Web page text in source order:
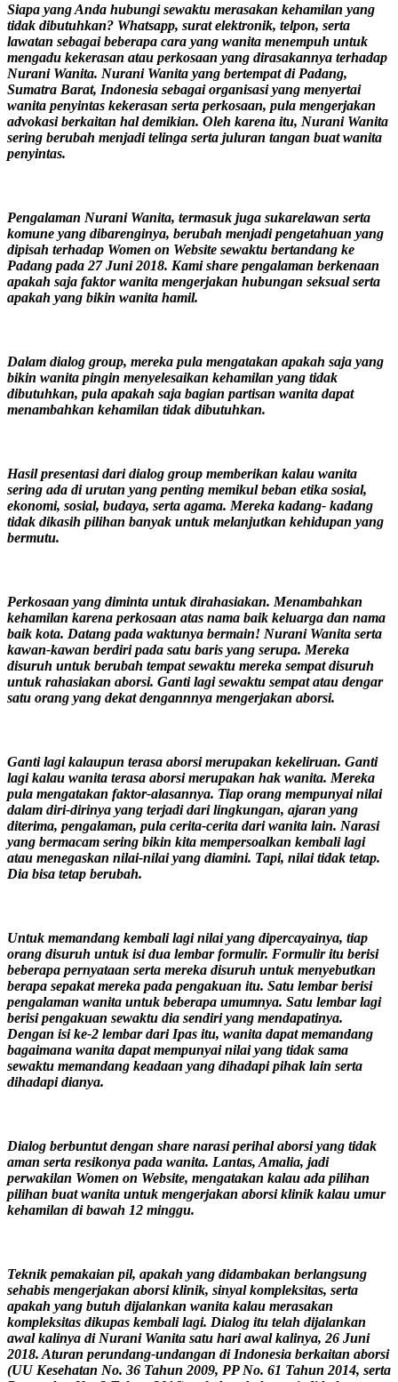
Siapa yang Anda hubungi sewaktu merasakan kehamilan yang
tidak dibutuhkan? Whatsapp, surat elektronik, telpon, serta
lawatan sebagai beberapa cara yang wanita menempuh untuk
mengadu kekerasan atau perkosaan yang dirasakannya terhadap
Nurani Wanita. Nurani Wanita yang bertempat di Padang,
Sumatra Barat, Indonesia sebagai organisasi yang menyertai
wanita penyintas kekerasan serta perkosaan, pula mengerjakan
advokasi berkaitan hal demikian. Oleh karena itu, Nurani Wanita
sering berubah menjadi telinga serta juluran tangan buat wanita
penyintas.
Pengalaman Nurani Wanita, termasuk juga sukarelawan serta
komune yang dibarenginya, berubah menjadi pengetahuan yang
dipisah terhadap Women on Website sewaktu bertandang ke
Padang pada 27 Juni 2018. Kami share pengalaman berkenaan
apakah saja faktor wanita mengerjakan hubungan seksual serta
apakah yang bikin wanita hamil.
Dalam dialog group, mereka pula mengatakan apakah saja yang
bikin wanita pingin menyelesaikan kehamilan yang tidak
dibutuhkan, pula apakah saja bagian partisan wanita dapat
menambahkan kehamilan tidak dibutuhkan.
Hasil presentasi dari dialog group memberikan kalau wanita
sering ada di urutan yang penting memikul beban etika sosial,
ekonomi, sosial, budaya, serta agama. Mereka kadang- kadang
tidak dikasih pilihan banyak untuk melanjutkan kehidupan yang
bermutu.
Perkosaan yang diminta untuk dirahasiakan. Menambahkan
kehamilan karena perkosaan atas nama baik keluarga dan nama
baik kota. Datang pada waktunya bermain! Nurani Wanita serta
kawan-kawan berdiri pada satu baris yang serupa. Mereka
disuruh untuk berubah tempat sewaktu mereka sempat disuruh
untuk rahasiakan aborsi. Ganti lagi sewaktu sempat atau dengar
satu orang yang dekat dengannnya mengerjakan aborsi.
Ganti lagi kalaupun terasa aborsi merupakan kekeliruan. Ganti
lagi kalau wanita terasa aborsi merupakan hak wanita. Mereka
pula mengatakan faktor-alasannya. Tiap orang mempunyai nilai
dalam diri-dirinya yang terjadi dari lingkungan, ajaran yang
diterima, pengalaman, pula cerita-cerita dari wanita lain. Narasi
yang bermacam sering bikin kita mempersoalkan kembali lagi
atau menegaskan nilai-nilai yang diamini. Tapi, nilai tidak tetap.
Dia bisa tetap berubah.
Untuk memandang kembali lagi nilai yang dipercayainya, tiap
orang disuruh untuk isi dua lembar formulir. Formulir itu berisi
beberapa pernyataan serta mereka disuruh untuk menyebutkan
berapa sepakat mereka pada pengakuan itu. Satu lembar berisi
pengalaman wanita untuk beberapa umumnya. Satu lembar lagi
berisi pengakuan sewaktu dia sendiri yang mendapatinya.
Dengan isi ke-2 lembar dari Ipas itu, wanita dapat memandang
bagaimana wanita dapat mempunyai nilai yang tidak sama
sewaktu memandang keadaan yang dihadapi pihak lain serta
dihadapi dianya.
Dialog berbuntut dengan share narasi perihal aborsi yang tidak
aman serta resikonya pada wanita. Lantas, Amalia, jadi
perwakilan Women on Website, mengatakan kalau ada pilihan
pilihan buat wanita untuk mengerjakan aborsi klinik kalau umur
kehamilan di bawah 12 minggu.
Teknik pemakaian pil, apakah yang didambakan berlangsung
sehabis mengerjakan aborsi klinik, sinyal kompleksitas, serta
apakah yang butuh dijalankan wanita kalau merasakan
kompleksitas dikupas kembali lagi. Dialog itu telah dijalankan
awal kalinya di Nurani Wanita satu hari awal kalinya, 26 Juni
2018. Aturan perundang-undangan di Indonesia berkaitan aborsi
(UU Kesehatan No. 36 Tahun 2009, PP No. 61 Tahun 2014, serta